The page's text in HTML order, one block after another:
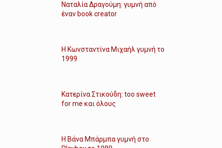
Ναταλία Δραγούμη: γυμνή από
έναν book creator
Η Κωνσταντίνα Μιχαήλ γυμνή το
1999
Κατερίνα Στικούδη: too sweet
for me και όλους
Η Βάνα Μπάρμπα γυμνή στο